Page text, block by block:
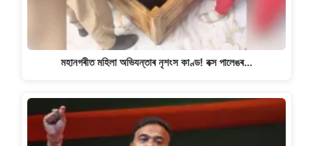
মহানগৰীত মহিলা অভিযন্তাৰ নৃশংস কাণ্ড! বক্স পালেঙৰ…